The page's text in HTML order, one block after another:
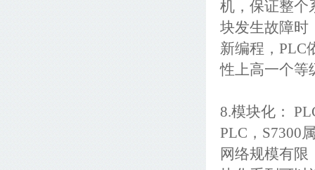
机，保证整个
块发生故障时
新编程，PLC
性上高一个等
8.模块化：
PLC，S7300
网络规模有限